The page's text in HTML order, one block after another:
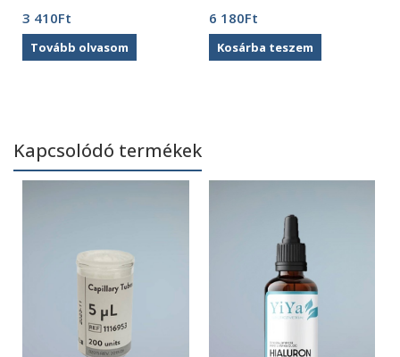
3 410Ft
Tovább olvasom
6 180Ft
Kosárba teszem
Kapcsolódó termékek